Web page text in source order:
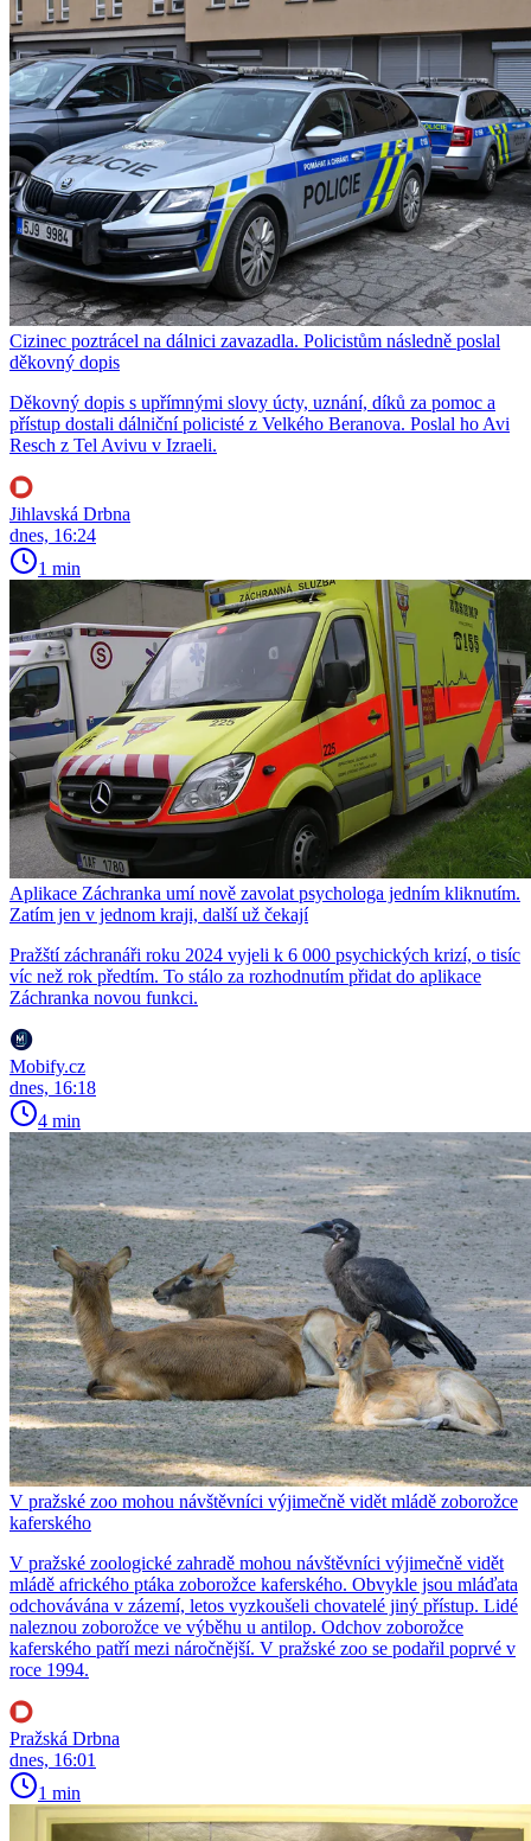
Cizinec poztrácel na dálnici zavazadla. Policistům následně poslal
děkovný dopis
Děkovný dopis s upřímnými slovy úcty, uznání, díků za pomoc a
přístup dostali dálniční policisté z Velkého Beranova. Poslal ho Avi
Resch z Tel Avivu v Izraeli.
Jihlavská Drbna
dnes, 16:24
1 min
Aplikace Záchranka umí nově zavolat psychologa jedním kliknutím.
Zatím jen v jednom kraji, další už čekají
Pražští záchranáři roku 2024 vyjeli k 6 000 psychických krizí, o tisíc
víc než rok předtím. To stálo za rozhodnutím přidat do aplikace
Záchranka novou funkci.
Mobify.cz
dnes, 16:18
4 min
V pražské zoo mohou návštěvníci výjimečně vidět mládě zoborožce
kaferského
V pražské zoologické zahradě mohou návštěvníci výjimečně vidět
mládě afrického ptáka zoborožce kaferského. Obvykle jsou mláďata
odchovávána v zázemí, letos vyzkoušeli chovatelé jiný přístup. Lidé
naleznou zoborožce ve výběhu u antilop. Odchov zoborožce
kaferského patří mezi náročnější. V pražské zoo se podařil poprvé v
roce 1994.
Pražská Drbna
dnes, 16:01
1 min